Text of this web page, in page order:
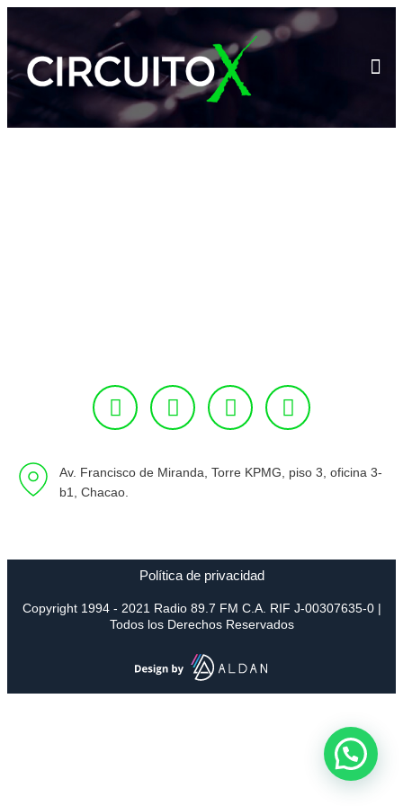
Av. Francisco de Miranda, Torre KPMG, piso 3, oficina 3-
b1, Chacao.
Política de privacidad
Copyright 1994 - 2021 Radio 89.7 FM C.A. RIF J-00307635-0 |
Todos los Derechos Reservados